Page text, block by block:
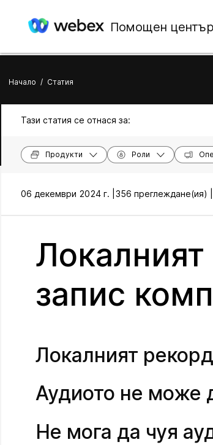
Помощен център
Начало / Статия
Тази статия се отнася за:
Продукти Роли
06 декември 2024 г. | 356 преглеждане(ия) |
Локалният
запис
Локалният
Аудиото не може
Не мога да чуя